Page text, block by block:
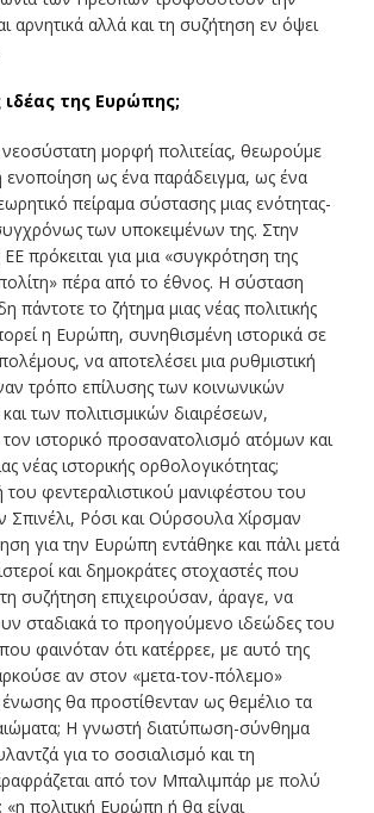
αρνητικά αλλά και τη συζήτηση εν όψει
ιδέας της Ευρώπης;
μορφή πολιτείας, θεωρούμε
ενοποίηση ως ένα παράδειγμα, ως ένα
πείραμα σύστασης μιας ενότητας-
των υποκειμένων της. Στην
πρόκειται για μια «συγκρότηση της
πέρα από το έθνος. Η σύσταση
πάντοτε το ζήτημα μιας νέας πολιτικής
η Ευρώπη, συνηθισμένη ιστορικά σε
πολέμους, να αποτελέσει μια ρυθμιστική
τρόπο επίλυσης των κοινωνικών
των πολιτισμικών διαιρέσεων,
ιστορικό προσανατολισμό ατόμων και
νέας ιστορικής ορθολογικότητας;
φεντεραλιστικού μανιφέστου του
Σπινέλι, Ρόσι και Ούρσουλα Χίρσμαν
για την Ευρώπη εντάθηκε και πάλι μετά
και δημοκράτες στοχαστές που
συζήτηση επιχειρούσαν, άραγε, να
σταδιακά το προηγούμενο ιδεώδες του
φαινόταν ότι κατέρρεε, με αυτό της
αν στον «μετα-τον-πόλεμο»
θα προστίθενταν ως θεμέλιο τα
Η γνωστή διατύπωση-σύνθημα
για το σοσιαλισμό και τη
από τον Μπαλιμπάρ με πολύ
πολιτική Ευρώπη ή θα είναι